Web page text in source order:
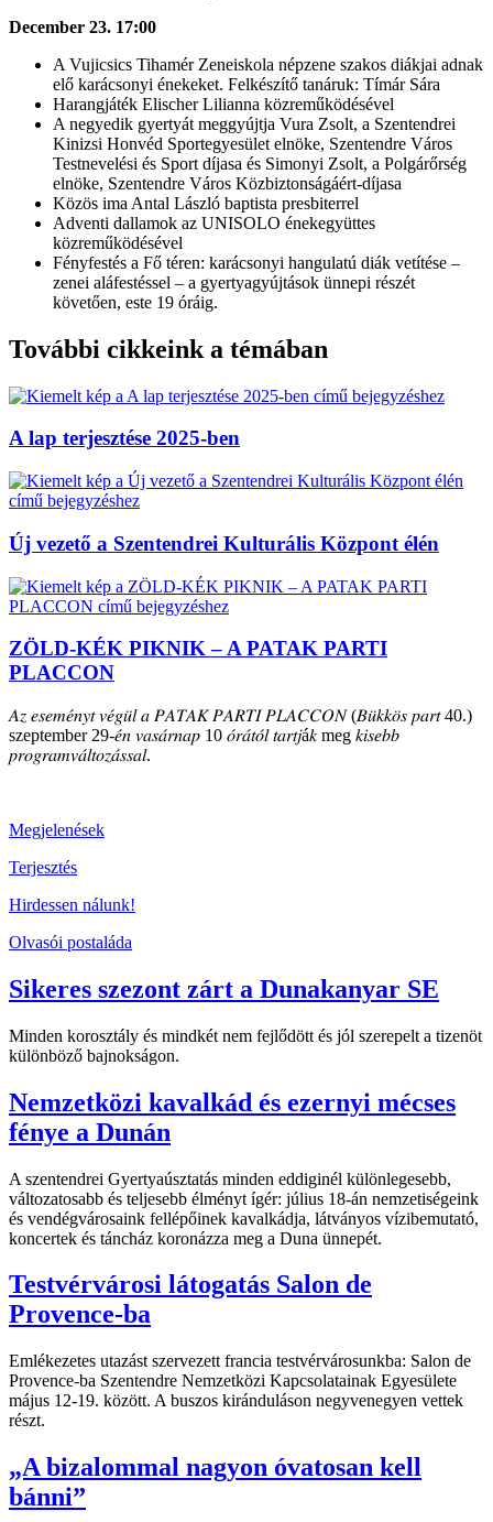
December 23. 17:00
A Vujicsics Tihamér Zeneiskola népzene szakos diákjai adnak
elő karácsonyi énekeket. Felkészítő tanáruk: Tímár Sára
Harangjáték Elischer Lilianna közreműködésével
A negyedik gyertyát meggyújtja Vura Zsolt, a Szentendrei
Kinizsi Honvéd Sportegyesület elnöke, Szentendre Város
Testnevelési és Sport díjasa és Simonyi Zsolt, a Polgárőrség
elnöke, Szentendre Város Közbiztonságáért-díjasa
Közös ima Antal László baptista presbiterrel
Adventi dallamok az UNISOLO énekegyüttes
közreműködésével
Fényfestés a Fő téren: karácsonyi hangulatú diák vetítése –
zenei aláfestéssel – a gyertyagyújtások ünnepi részét
követően, este 19 óráig.
További cikkeink a témában
A lap terjesztése 2025-ben
Új vezető a Szentendrei Kulturális Központ élén
ZÖLD-KÉK PIKNIK – A PATAK PARTI
PLACCON
𝐴𝑧 𝑒𝑠𝑒𝑚𝑒́𝑛𝑦𝑡 𝑣𝑒́𝑔𝑢̈𝑙 𝑎 𝑃𝐴𝑇𝐴𝐾 𝑃𝐴𝑅𝑇𝐼 𝑃𝐿𝐴𝐶𝐶𝑂𝑁 (𝐵𝑢̈𝑘𝑘𝑜̈𝑠 𝑝𝑎𝑟𝑡 40.)
szeptember 29-𝑒́𝑛 𝑣𝑎𝑠𝑎́𝑟𝑛𝑎𝑝 10 𝑜́𝑟𝑎́𝑡𝑜́𝑙 𝑡𝑎𝑟𝑡𝑗á𝑘 meg 𝑘𝑖𝑠𝑒𝑏𝑏
𝑝𝑟𝑜𝑔𝑟𝑎𝑚𝑣𝑎́𝑙𝑡𝑜𝑧𝑎́𝑠𝑠𝑎𝑙.
Megjelenések
Terjesztés
Hirdessen nálunk!
Olvasói postaláda
Sikeres szezont zárt a Dunakanyar SE
Minden korosztály és mindkét nem fejlődött és jól szerepelt a tizenöt
különböző bajnokságon.
Nemzetközi kavalkád és ezernyi mécses
fénye a Dunán
A szentendrei Gyertyaúsztatás minden eddiginél különlegesebb,
változatosabb és teljesebb élményt ígér: július 18-án nemzetiségeink
és vendégvárosaink fellépőinek kavalkádja, látványos vízibemutató,
koncertek és táncház koronázza meg a Duna ünnepét.
Testvérvárosi látogatás Salon de
Provence-ba
Emlékezetes utazást szervezett francia testvérvárosunkba: Salon de
Provence-ba Szentendre Nemzetközi Kapcsolatainak Egyesülete
május 12-19. között. A buszos kiránduláson negyvenegyen vettek
részt.
„A bizalommal nagyon óvatosan kell
bánni”